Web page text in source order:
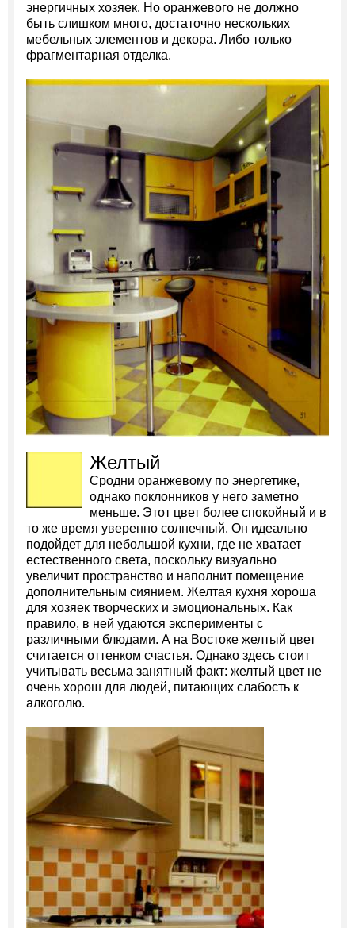
энергичных хозяек. Но оранжевого не должно
быть слишком много, достаточно нескольких
мебельных элементов и декора. Либо только
фрагментарная отделка.
Желтый
Сродни оранжевому по энергетике,
однако поклонников у него заметно
меньше. Этот цвет более спокойный и в
то же время уверенно солнечный. Он идеально
подойдет для небольшой кухни, где не хватает
естественного света, поскольку визуально
увеличит пространство и наполнит помещение
дополнительным сиянием. Желтая кухня хороша
для хозяек творческих и эмоциональных. Как
правило, в ней удаются эксперименты с
различными блюдами. А на Востоке желтый цвет
считается оттенком счастья. Однако здесь стоит
учитывать весьма занятный факт: желтый цвет не
очень хорош для людей, питающих слабость к
алкоголю.